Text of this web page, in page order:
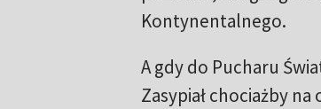
Kontynentalnego.
A gdy do Pucharu
Zasypiał chociażby